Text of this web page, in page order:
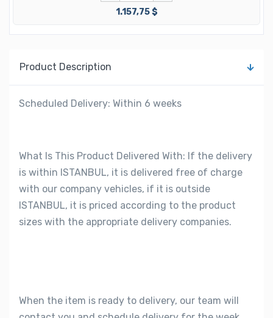
1.157,75 $
Product Description
Scheduled Delivery: Within 6 weeks
What Is This Product Delivered With: If the delivery
is within ISTANBUL, it is delivered free of charge
with our company vehicles, if it is outside
ISTANBUL, it is priced according to the product
sizes with the appropriate delivery companies.
When the item is ready to delivery, our team will